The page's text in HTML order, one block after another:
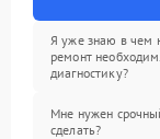
Я уже знаю в чем
ремонт
диагностику?
Мне нужен
сделать?